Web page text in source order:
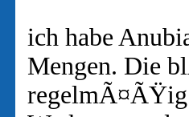
ich habe
Mengen. Die